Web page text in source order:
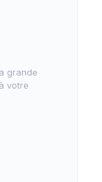
grande
votre